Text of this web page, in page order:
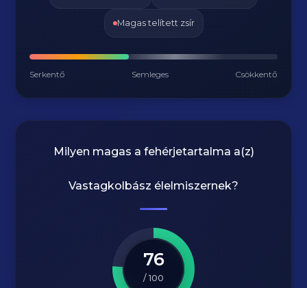
Magas telített zsír
Serkentő Semleges Csökkentő
Milyen magas a fehérjetartalma a(z)
Vastagkolbász élelmiszernek?
76
/ 100